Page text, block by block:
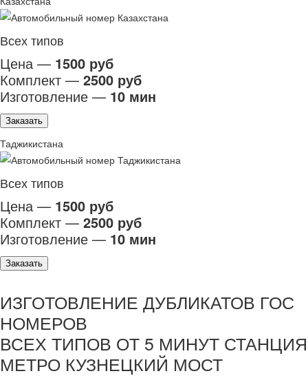
Всех типов
Цена — 1500 руб
Комплект — 2500 руб
Изготовление — 10 мин
Заказать
Таджикистана
Всех типов
Цена — 1500 руб
Комплект — 2500 руб
Изготовление — 10 мин
Заказать
ИЗГОТОВЛЕНИЕ ДУБЛИКАТОВ ГОС
НОМЕРОВ
ВСЕХ ТИПОВ ОТ 5 МИНУТ СТАНЦИЯ
МЕТРО КУЗНЕЦКИЙ МОСТ